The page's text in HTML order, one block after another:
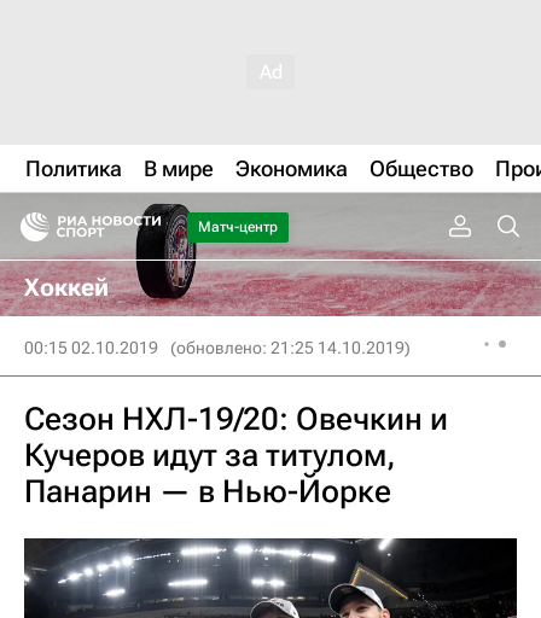
Политика В мире Экономика Общество
Матч-центр
Хоккей
00:15 02.10.2019 (обновлено: 21:25 14.10.2019)
Сезон НХЛ-19/20: Овечкин и
Кучеров идут за титулом,
Панарин — в Нью-Йорке